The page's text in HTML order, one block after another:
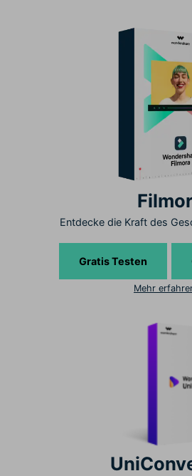
Entdecke die Kraft des
Gratis Testen
Mehr